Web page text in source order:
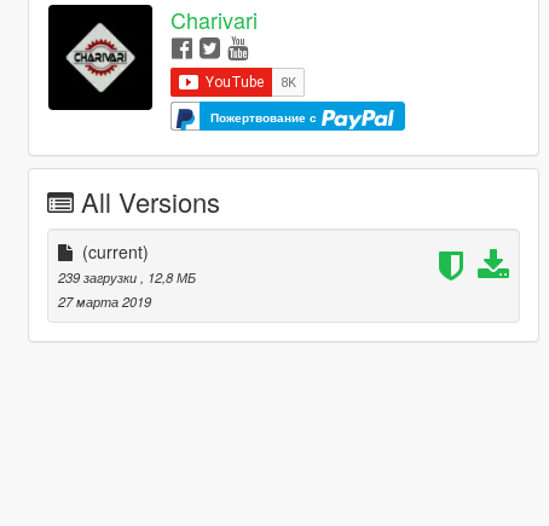
Charivari
Пожертвование с
All Versions
(current)
239 загрузки, 12,8 МБ
27 марта 2019